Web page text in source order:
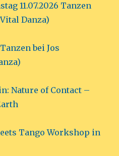
11.07.2026 Tanzen
Danza)
bei Jos
Nature of Contact –
Tango Workshop in